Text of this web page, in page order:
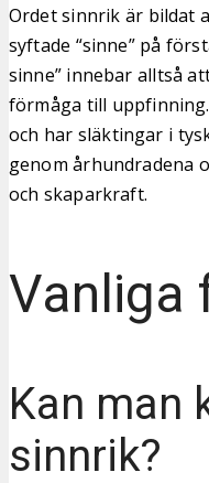
Ordet sinnrik är bildat
syftade “sinne” på
sinne” innebar alltså
förmåga till
och har släktingar i
genom århundradena
och skaparkraft.
Vanliga
Kan man
sinnrik?